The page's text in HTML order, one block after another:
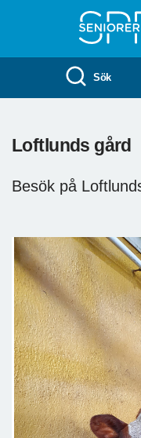
Sök
Loftlunds gård
Besök på